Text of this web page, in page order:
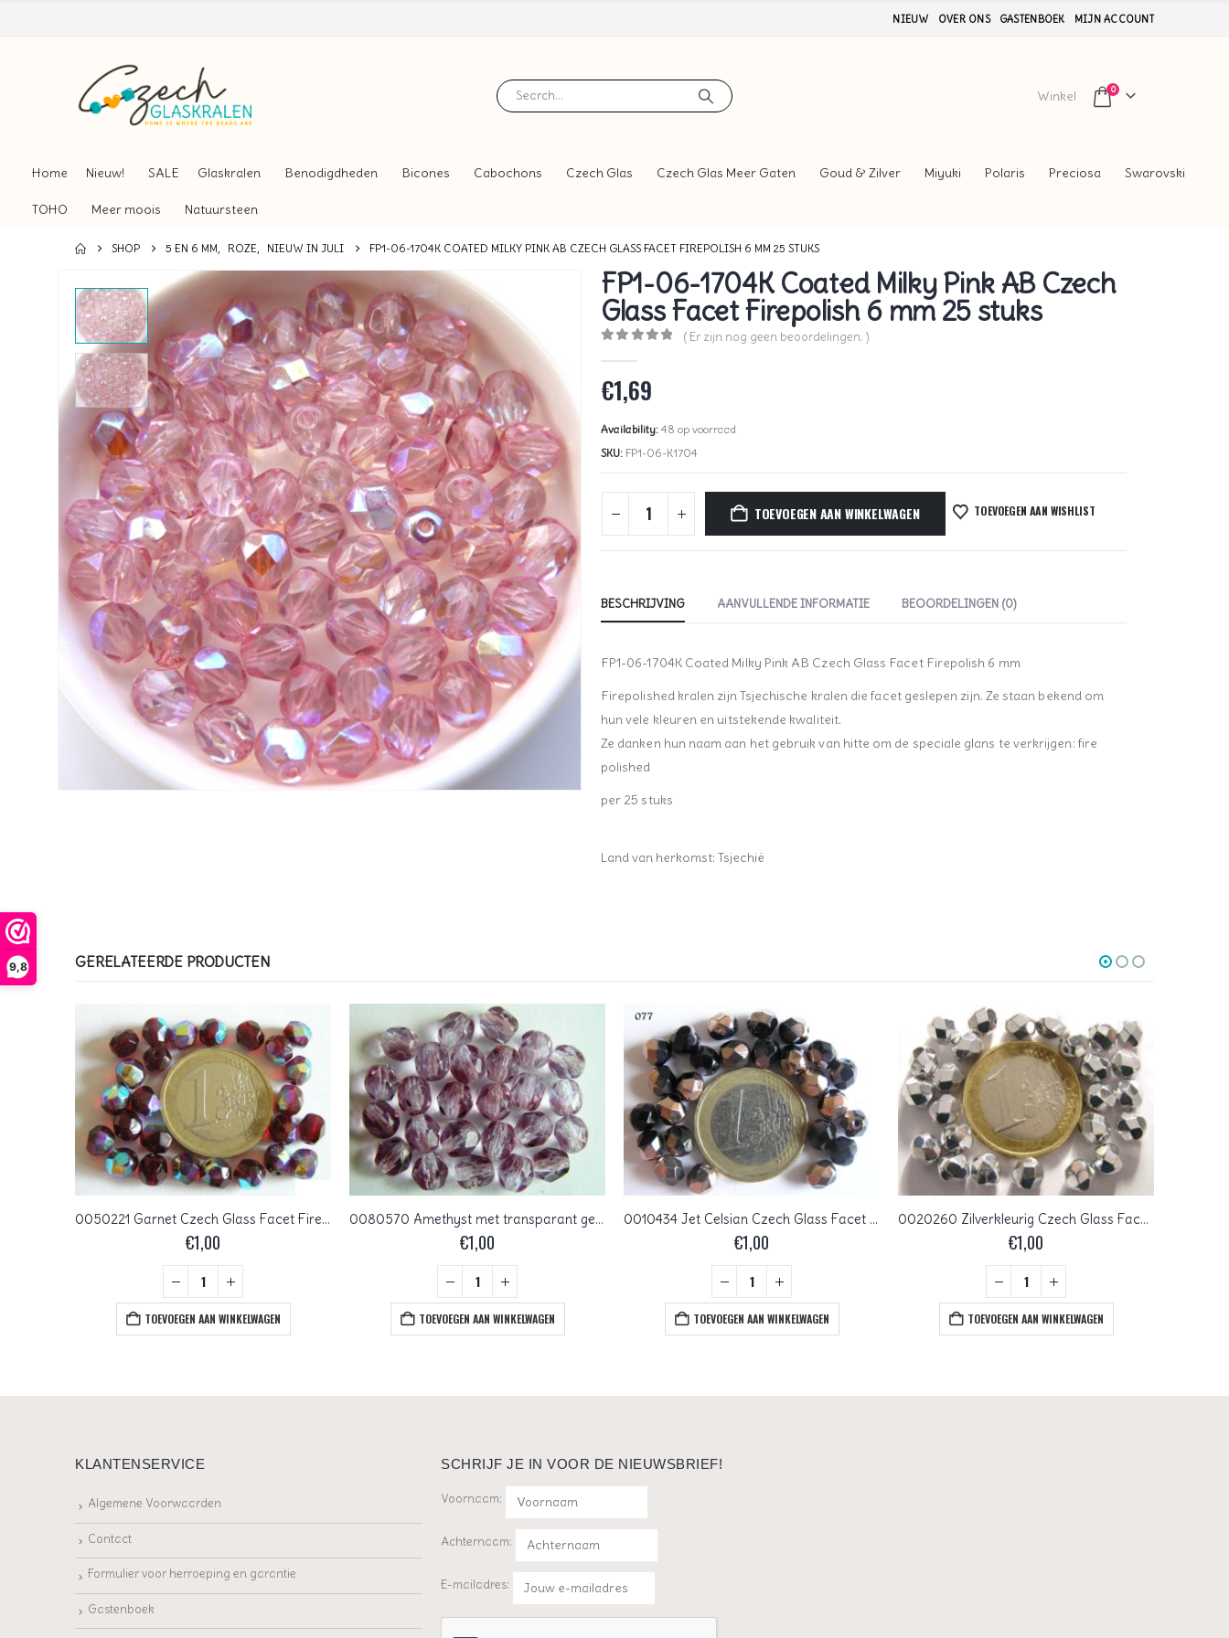
9,8
NIEUW OVER ONS GASTENBOEK MIJN ACCOUNT
Winkel 0
Home Nieuw! SALE Glaskralen Benodigdheden Bicones Cabochons Czech Glas Czech Glas Meer Gaten Goud & Zilver Miyuki Polaris Preciosa Swarovski
TOHO Meer moois Natuursteen
SHOP 5 EN 6 MM, ROZE, NIEUW IN JULI FP1-06-1704K COATED MILKY PINK AB CZECH GLASS FACET FIREPOLISH 6 MM 25 STUKS
FP1-06-1704K Coated Milky Pink AB Czech
Glass Facet Firepolish 6 mm 25 stuks
( Er zijn nog geen beoordelingen. )
€1,69
Availability: 48 op voorraad
SKU: FP1-06-K1704
TOEVOEGEN AAN WINKELWAGEN TOEVOEGEN AAN WISHLIST
BESCHRIJVING AANVULLENDE INFORMATIE BEOORDELINGEN (0)
FP1-06-1704K Coated Milky Pink AB Czech Glass Facet Firepolish 6 mm
Firepolished kralen zijn Tsjechische kralen die facet geslepen zijn. Ze staan bekend om
hun vele kleuren en uitstekende kwaliteit.
Ze danken hun naam aan het gebruik van hitte om de speciale glans te verkrijgen: fire
polished
per 25 stuks
Land van herkomst: Tsjechië
GERELATEERDE PRODUCTEN
0050221 Garnet Czech Glass Facet Firepolish 6 mm 25 stuks
€1,00
TOEVOEGEN AAN WINKELWAGEN
0080570 Amethyst met transparant gemeleerd facet 6 mm.
€1,00
TOEVOEGEN AAN WINKELWAGEN
0010434 Jet Celsian Czech Glass Facet Firepolish 6 mm 25 stuks
€1,00
TOEVOEGEN AAN WINKELWAGEN
0020260 Zilverkleurig Czech Glass Facet Firepolish 6 mm 25 stuks
€1,00
TOEVOEGEN AAN WINKELWAGEN
KLANTENSERVICE
Algemene Voorwaarden
Contact
Formulier voor herroeping en garantie
Gastenboek
SCHRIJF JE IN VOOR DE NIEUWSBRIEF!
Voornaam:
Achternaam:
E-mailadres: